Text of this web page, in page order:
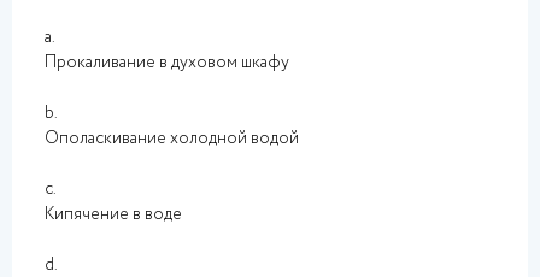
a.
Прокаливание в духовом шкафу
b.
Ополаскивание холодной водой
c.
Кипячение в воде
d.